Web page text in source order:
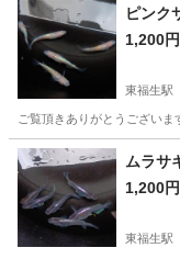
ピンク
1,200円
東福生駅
ご覧頂きありがとうござい
東京 羽村市 東福生駅
ムラサ
1,200円
東福生駅